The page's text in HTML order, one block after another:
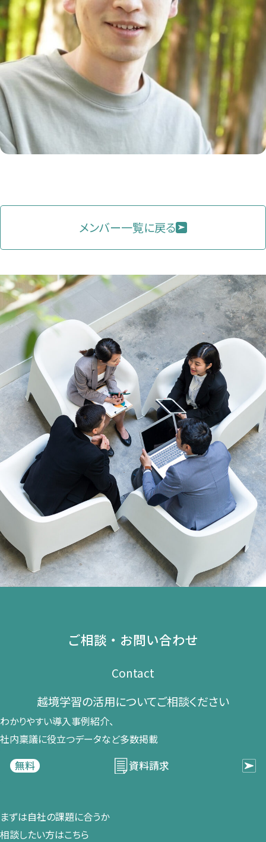
メンバー一覧に戻る
ご相談・お問い合わせ
Contact
越境学習の​活用に​ついて​ご相談ください​
わかりやすい導入事例紹介、​
社内稟議に​役立つデータなど​多数掲載
無料
資料請求
まずは​自社の​課題に​合うか​
相談したい方は​こちら